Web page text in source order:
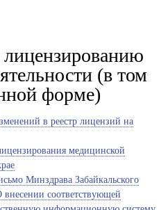
(в том
форме)
в реестр лицензий на
медицинской
Минздрава Забайкальского
соответствующей